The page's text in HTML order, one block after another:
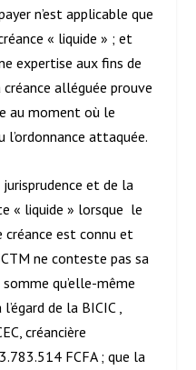
n’est applicable que
« liquide » ; et
expertise aux fins de
alléguée prouve
au moment où le
attaquée.
et de la
« liquide » lorsque le
est connu et
ne conteste pas sa
qu’elle-même
de la BICIC ,
créancière
FCFA ; que la